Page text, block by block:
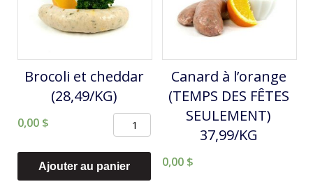
Brocoli et cheddar
(28,49/KG)
0,00 $
quantité
Brocoli
et
Ajouter au panier
Canard à l’orange
(TEMPS DES FÊTES
SEULEMENT)
37,99/KG
0,00 $